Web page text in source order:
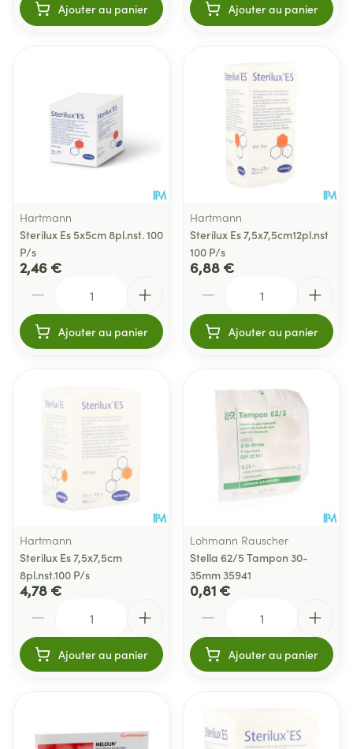
Ajouter au panier Ajouter au panier
Hartmann
Sterilux Es 5x5cm 8pl.nst. 100
P/s
2,46 €
Ajouter au panier
Hartmann
Sterilux Es 7,5x7,5cm12pl.nst
100 P/s
6,88 €
Ajouter au panier
Hartmann
Sterilux Es 7,5x7,5cm
8pl.nst.100 P/s
4,78 €
Ajouter au panier
Lohmann Rauscher
Stella 62/5 Tampon 30-
35mm 35941
0,81 €
Ajouter au panier